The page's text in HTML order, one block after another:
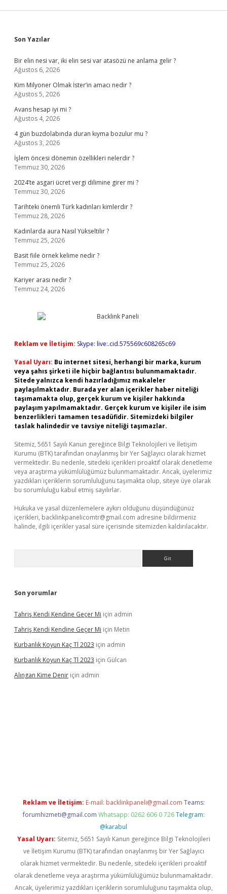
Sidebar
Son Yazılar
Bir elin nesi var, iki elin sesi var atasözü ne anlama gelir ?
Ağustos 6, 2026
Kim Milyoner Olmak İster’in amacı nedir ?
Ağustos 5, 2026
Avans hesap iyi mi ?
Ağustos 4, 2026
4 gün buzdolabında duran kıyma bozulur mu ?
Ağustos 3, 2026
İşlem öncesi dönemin özellikleri nelerdir ?
Temmuz 30, 2026
2024’te asgari ücret vergi dilimine girer mi ?
Temmuz 30, 2026
Tarihteki önemli Türk kadınları kimlerdir ?
Temmuz 28, 2026
Kadınlarda aura Nasıl Yükseltilir ?
Temmuz 25, 2026
Basit fiile örnek kelime nedir ?
Temmuz 25, 2026
Kariyer arası nedir ?
Temmuz 24, 2026
Reklam ve İletişim: Skype: live:.cid.575569c608265c69
Yasal Uyarı: Bu internet sitesi, herhangi bir marka, kurum
veya şahıs şirketi ile hiçbir bağlantısı bulunmamaktadır.
Sitede yalnızca kendi hazırladığımız makaleler
paylaşılmaktadır. Burada yer alan içerikler haber niteliği
taşımamakta olup, gerçek kurum ve kişiler hakkında
paylaşım yapılmamaktadır. Gerçek kurum ve kişiler ile isim
benzerlikleri tamamen tesadüfidir. Sitemizdeki bilgiler
taslak halindedir ve tavsiye niteliği taşımazlar.
Sitemiz, 5651 Sayılı Kanun gereğince Bilgi Teknolojileri ve İletişim
Kurumu (BTK) tarafından onaylanmış bir Yer Sağlayıcı olarak hizmet
vermektedir. Bu nedenle, sitedeki içerikleri proaktif olarak denetleme
veya araştırma yükümlülüğümüz bulunmamaktadır. Ancak, üyelerimiz
yazdıkları içeriklerin sorumluluğunu taşımakta olup, siteye üye olarak
bu sorumluluğu kabul etmiş sayılırlar.
Hukuka ve yasal düzenlemelere aykırı olduğunu düşündüğünüz
içerikleri, backlinkpanelicomtr@gmail.com adresine bildirmeniz
halinde, ilgili içerikler yasal süre içerisinde sitemizden kaldırılacaktır.
Son yorumlar
Tahriş Kendi Kendine Geçer Mi için admin
Tahriş Kendi Kendine Geçer Mi için Metin
Kurbanlık Koyun Kaç Tl 2023 için admin
Kurbanlık Koyun Kaç Tl 2023 için Gülcan
Alıngan Kime Denir için admin
Reklam ve İletişim: E-mail: backlinkpaneli@gmail.com Teams:
forumhizmeti@gmail.com Whatsapp: 0262 606 0 726 Telegram:
@karabul
Yasal Uyarı: Sitemiz, 5651 Sayılı Kanun gereğince Bilgi Teknolojileri
ve İletişim Kurumu (BTK) tarafından onaylanmış bir Yer Sağlayıcı
olarak hizmet vermektedir. Bu nedenle, sitedeki içerikleri proaktif
olarak denetleme veya araştırma yükümlülüğümüz bulunmamaktadır.
Ancak, üyelerimiz yazdıkları içeriklerin sorumluluğunu taşımakta olup,